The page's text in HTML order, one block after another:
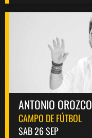
ANTONIO OROZCO
CAMPO DE FÚTBOL
SAB 26 SEP